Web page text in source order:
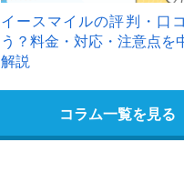
イースマイルの評判・口
う？料金・対応・注意点を
解説
コラム一覧を見る